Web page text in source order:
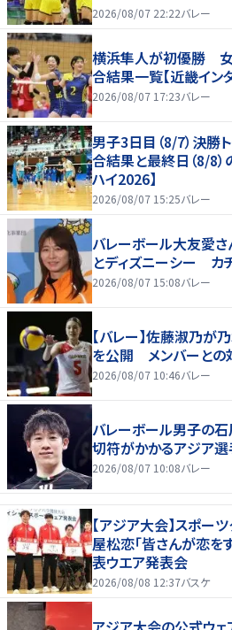
2026/08/07 22:22バレー
横浜隼人が初優勝 女
合結果一覧【近畿イン
2026/08/07 17:23バレー
男子3日目（8/7）決勝
合結果と最終日（8/8
ハイ2026】
2026/08/07 15:25バレー
バレーボール大友愛
とディズニーシー カ
2026/08/07 15:08バレー
【バレー】佐藤淑乃
を公開 メンバーとの
2026/08/07 10:46バレー
バレーボール男子の
切符がかかるアジア選
2026/08/07 10:08バレー
【アジア大会】スポー
屋松恋「皆さんが恋
表ウエア発表会
2026/08/08 12:37バスケ